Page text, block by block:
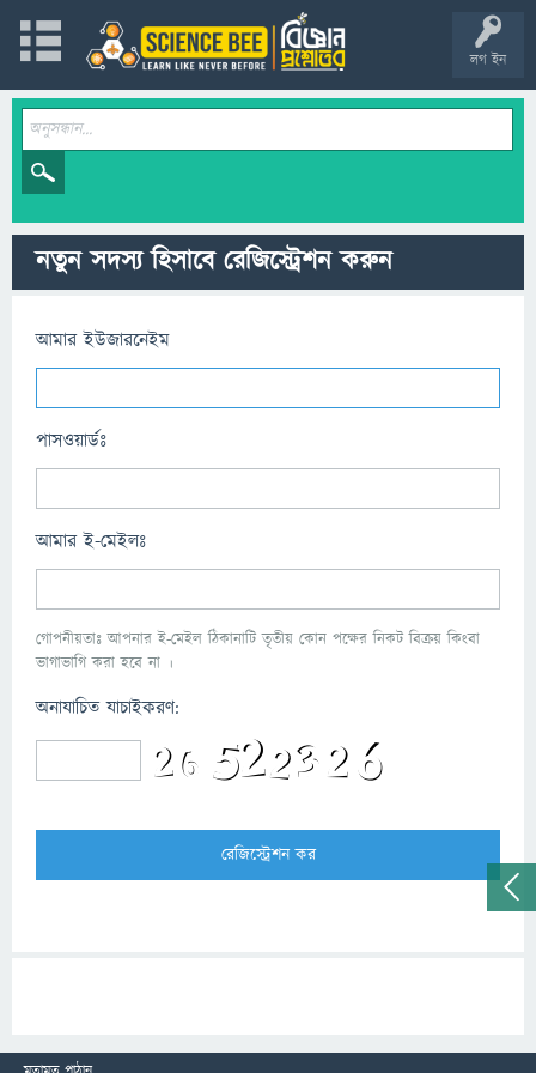
লগ ইন
নতুন সদস্য হিসাবে রেজিস্ট্রেশন করুন
আমার ইউজারনেইম
পাসওয়ার্ডঃ
আমার ই-মেইলঃ
গোপনীয়তাঃ আপনার ই-মেইল ঠিকানাটি তৃতীয় কোন পক্ষের নিকট বিক্রয় কিংবা
ভাগাভাগি করা হবে না ।
অনাযাচিত যাচাইকরণ: